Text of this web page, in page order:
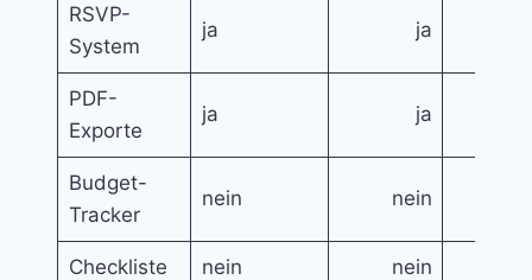
RSVP-
System
ja ja
PDF-
Exporte
ja ja
Budget-
Tracker
nein nein
Checkliste nein nein